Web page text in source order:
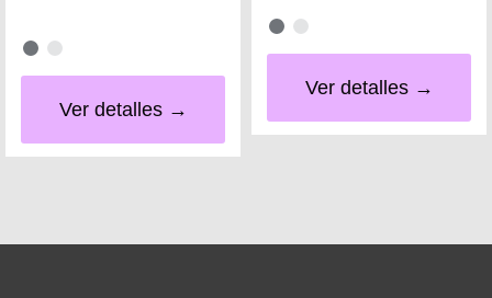
Ver detalles →
Ver detalles →